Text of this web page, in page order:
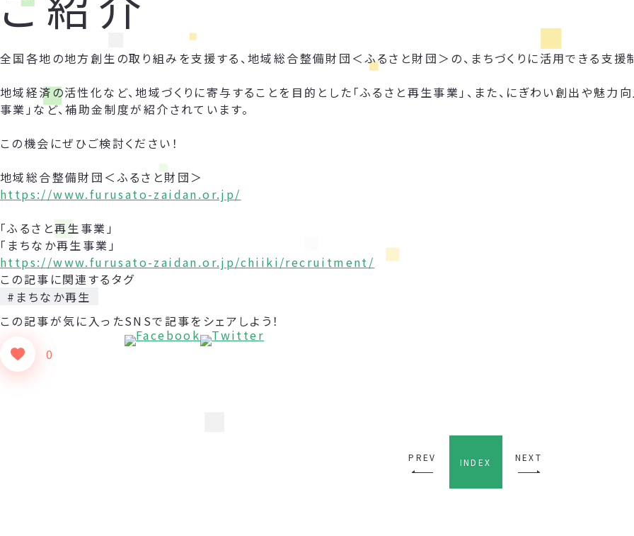
全国各地の地方創生の取り組みを支援する、地域総合整備財団＜ふるさと財団＞の、まちづくりに活用できる支援
地域経済の活性化など、地域づくりに寄与することを目的とした「ふるさと再生事業」、また、にぎわい創出や魅
事業」など、補助金制度が紹介されています。
この機会にぜひご検討ください！
地域総合整備財団＜ふるさと財団＞
https://www.furusato-zaidan.or.jp/
「ふるさと再生事業」
「まちなか再生事業」
https://www.furusato-zaidan.or.jp/chiiki/recruitment/
この記事に関連するタグ
#まちなか再生
この記事が気に入った
0
SNSで記事をシェアしよう！
PREV INDEX NEXT